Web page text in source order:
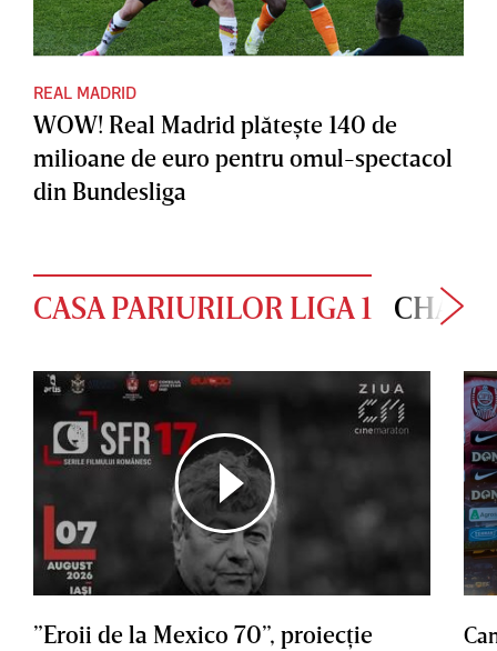
REAL MADRID
WOW! Real Madrid plăteşte 140 de
milioane de euro pentru omul-spectacol
din Bundesliga
CASA PARIURILOR LIGA 1
”Eroii de la Mexico 70”, proiecţie